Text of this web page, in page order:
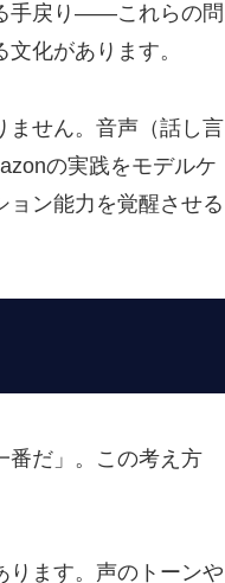
手戻り――これらの問
化があります。
ません。音声（話し言
の実践をモデルケ
ョン能力を覚醒させる
番だ」。この考え方
ります。声のトーンや